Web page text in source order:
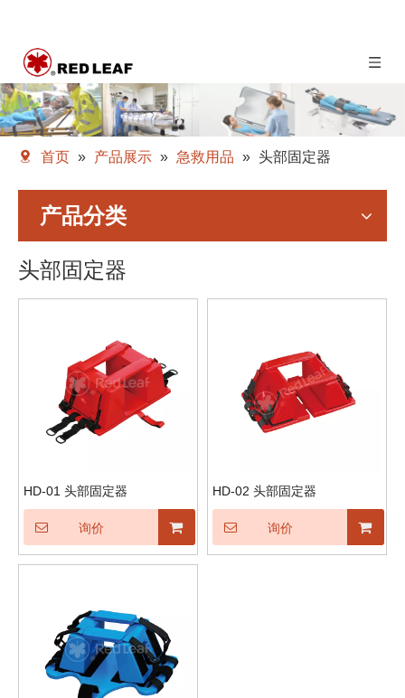
首页 » 产品展示 » 急救用品 » 头部固定器
产品分类
头部固定器
HD-01 头部固定器
询价
HD-02 头部固定器
询价